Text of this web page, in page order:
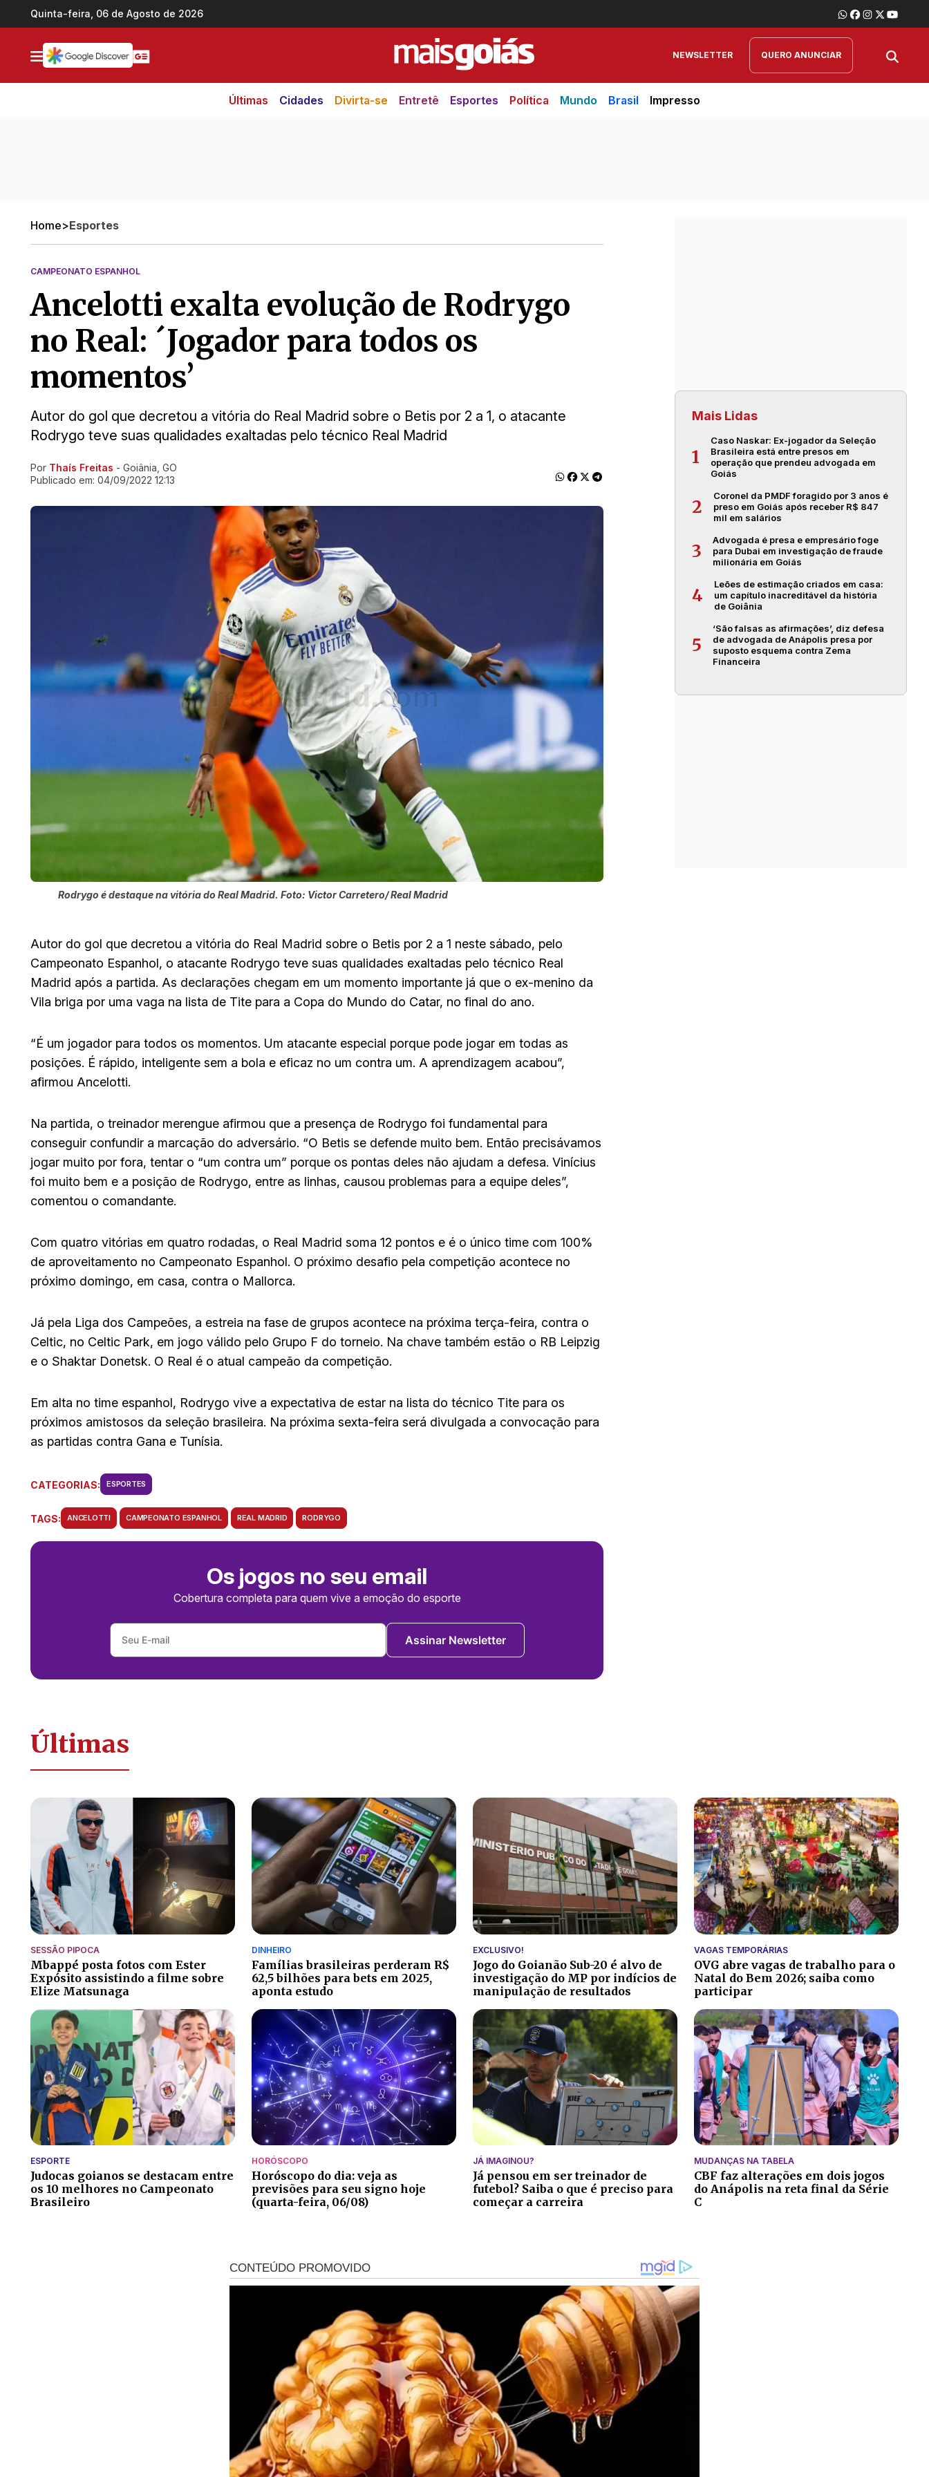
Ir direto pro conteúdo
Quinta-feira, 06 de Agosto de 2026
NEWSLETTER QUERO ANUNCIAR
Últimas Cidades Divirta-se Entretê Esportes Política Mundo Brasil Impresso
Home>Esportes
CAMPEONATO ESPANHOL
Ancelotti exalta evolução de Rodrygo
no Real: ´Jogador para todos os
momentos’
Autor do gol que decretou a vitória do Real Madrid sobre o Betis por 2 a 1, o atacante
Rodrygo teve suas qualidades exaltadas pelo técnico Real Madrid
Ir direto pra matéria
Por Thaís Freitas - Goiânia, GO
Publicado em: 04/09/2022 12:13
Rodrygo é destaque na vitória do Real Madrid. Foto: Victor Carretero/ Real Madrid
Autor do gol que decretou a vitória do Real Madrid sobre o Betis por 2 a 1 neste sábado, pelo
Campeonato Espanhol, o atacante Rodrygo teve suas qualidades exaltadas pelo técnico Real
Madrid após a partida. As declarações chegam em um momento importante já que o ex-menino da
Vila briga por uma vaga na lista de Tite para a Copa do Mundo do Catar, no final do ano.
“É um jogador para todos os momentos. Um atacante especial porque pode jogar em todas as
posições. É rápido, inteligente sem a bola e eficaz no um contra um. A aprendizagem acabou”,
afirmou Ancelotti.
Na partida, o treinador merengue afirmou que a presença de Rodrygo foi fundamental para
conseguir confundir a marcação do adversário. “O Betis se defende muito bem. Então precisávamos
jogar muito por fora, tentar o “um contra um” porque os pontas deles não ajudam a defesa. Vinícius
foi muito bem e a posição de Rodrygo, entre as linhas, causou problemas para a equipe deles”,
comentou o comandante.
Com quatro vitórias em quatro rodadas, o Real Madrid soma 12 pontos e é o único time com 100%
de aproveitamento no Campeonato Espanhol. O próximo desafio pela competição acontece no
próximo domingo, em casa, contra o Mallorca.
Já pela Liga dos Campeões, a estreia na fase de grupos acontece na próxima terça-feira, contra o
Celtic, no Celtic Park, em jogo válido pelo Grupo F do torneio. Na chave também estão o RB Leipzig
e o Shaktar Donetsk. O Real é o atual campeão da competição.
Em alta no time espanhol, Rodrygo vive a expectativa de estar na lista do técnico Tite para os
próximos amistosos da seleção brasileira. Na próxima sexta-feira será divulgada a convocação para
as partidas contra Gana e Tunísia.
CATEGORIAS: ESPORTES
TAGS: ANCELOTTI CAMPEONATO ESPANHOL REAL MADRID RODRYGO
Os jogos no seu email
Cobertura completa para quem vive a emoção do esporte
Assinar Newsletter
Mais Lidas
1
Caso Naskar: Ex-jogador da Seleção
Brasileira está entre presos em
operação que prendeu advogada em
Goiás
2
Coronel da PMDF foragido por 3 anos é
preso em Goiás após receber R$ 847
mil em salários
3
Advogada é presa e empresário foge
para Dubai em investigação de fraude
milionária em Goiás
4
Leões de estimação criados em casa:
um capítulo inacreditável da história
de Goiânia
5
‘São falsas as afirmações’, diz defesa
de advogada de Anápolis presa por
suposto esquema contra Zema
Financeira
Últimas
SESSÃO PIPOCA
Mbappé posta fotos com Ester
Expósito assistindo a filme sobre
Elize Matsunaga
DINHEIRO
Famílias brasileiras perderam R$
62,5 bilhões para bets em 2025,
aponta estudo
EXCLUSIVO!
Jogo do Goianão Sub-20 é alvo de
investigação do MP por indícios de
manipulação de resultados
VAGAS TEMPORÁRIAS
OVG abre vagas de trabalho para o
Natal do Bem 2026; saiba como
participar
ESPORTE
Judocas goianos se destacam entre
os 10 melhores no Campeonato
Brasileiro
HORÓSCOPO
Horóscopo do dia: veja as
previsões para seu signo hoje
(quarta-feira, 06/08)
JÁ IMAGINOU?
Já pensou em ser treinador de
futebol? Saiba o que é preciso para
começar a carreira
MUDANÇAS NA TABELA
CBF faz alterações em dois jogos
do Anápolis na reta final da Série
C